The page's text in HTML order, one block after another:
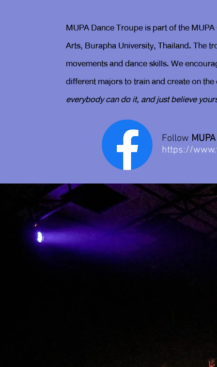
MUPA Dance Troupe is part of the
Arts, Burapha University, Thailand. The
movements and dance skills. We
different majors to train and create on
everybody can do it, and just believe
Follow
https://